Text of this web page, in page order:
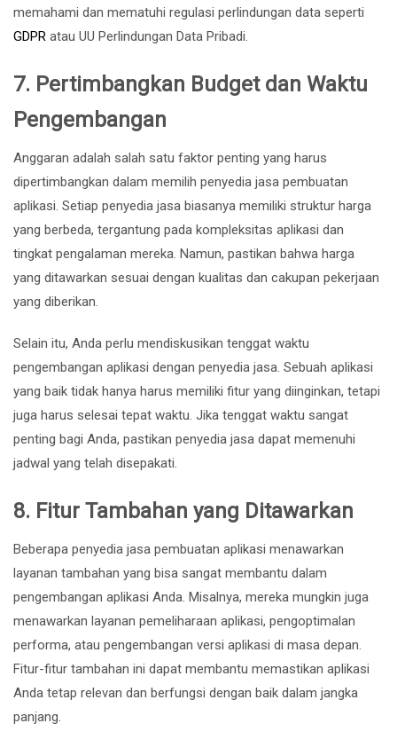
memahami dan mematuhi regulasi perlindungan data seperti
GDPR atau UU Perlindungan Data Pribadi.
7. Pertimbangkan Budget dan Waktu
Pengembangan
Anggaran adalah salah satu faktor penting yang harus
dipertimbangkan dalam memilih penyedia jasa pembuatan
aplikasi. Setiap penyedia jasa biasanya memiliki struktur harga
yang berbeda, tergantung pada kompleksitas aplikasi dan
tingkat pengalaman mereka. Namun, pastikan bahwa harga
yang ditawarkan sesuai dengan kualitas dan cakupan pekerjaan
yang diberikan.
Selain itu, Anda perlu mendiskusikan tenggat waktu
pengembangan aplikasi dengan penyedia jasa. Sebuah aplikasi
yang baik tidak hanya harus memiliki fitur yang diinginkan, tetapi
juga harus selesai tepat waktu. Jika tenggat waktu sangat
penting bagi Anda, pastikan penyedia jasa dapat memenuhi
jadwal yang telah disepakati.
8. Fitur Tambahan yang Ditawarkan
Beberapa penyedia jasa pembuatan aplikasi menawarkan
layanan tambahan yang bisa sangat membantu dalam
pengembangan aplikasi Anda. Misalnya, mereka mungkin juga
menawarkan layanan pemeliharaan aplikasi, pengoptimalan
performa, atau pengembangan versi aplikasi di masa depan.
Fitur-fitur tambahan ini dapat membantu memastikan aplikasi
Anda tetap relevan dan berfungsi dengan baik dalam jangka
panjang.